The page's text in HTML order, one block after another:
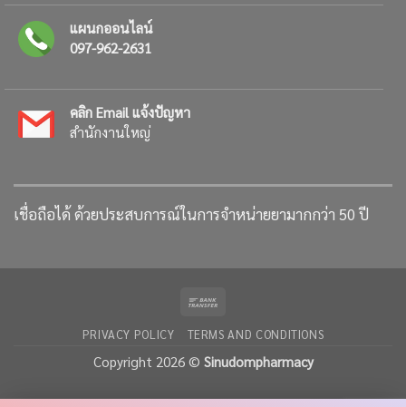
แผนกออนไลน์
097-962-2631
คลิก Email แจ้งปัญหา
สำนักงานใหญ่
เชื่อถือได้ ด้วยประสบการณ์ในการจำหน่ายยามากกว่า 50 ปี
PRIVACY POLICY TERMS AND CONDITIONS
Copyright 2026 © Sinudompharmacy